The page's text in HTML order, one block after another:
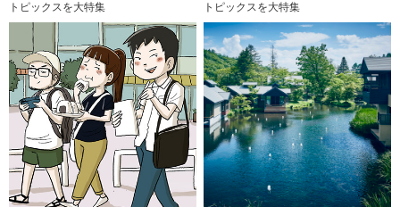
トピックスを大特集
トピックスを大特集